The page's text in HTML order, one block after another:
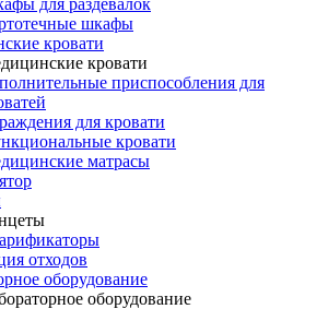
для раздевалок
шкафы
кровати
кровати
приспособления для
для кровати
кровати
матрасы
отходов
оборудование
оборудование